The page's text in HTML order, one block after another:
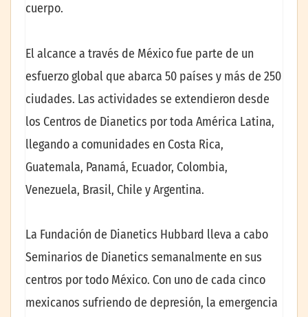
cuerpo.
El alcance a través de México fue parte de un
esfuerzo global que abarca 50 países y más de 250
ciudades. Las actividades se extendieron desde
los Centros de Dianetics por toda América Latina,
llegando a comunidades en Costa Rica,
Guatemala, Panamá, Ecuador, Colombia,
Venezuela, Brasil, Chile y Argentina.
La Fundación de Dianetics Hubbard lleva a cabo
Seminarios de Dianetics semanalmente en sus
centros por todo México. Con uno de cada cinco
mexicanos sufriendo de depresión, la emergencia